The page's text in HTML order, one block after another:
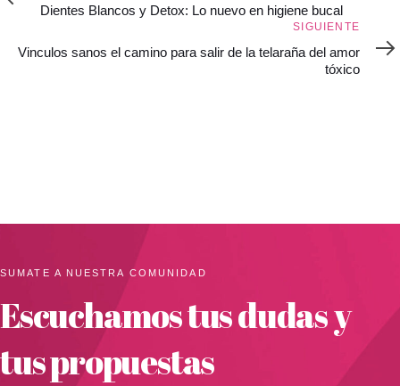
Dientes Blancos y Detox: Lo nuevo en higiene bucal
SIGUIENTE
Vinculos sanos el camino para salir de la telaraña del amor
tóxico
SUMATE A NUESTRA COMUNIDAD
Escuchamos tus dudas y
tus propuestas